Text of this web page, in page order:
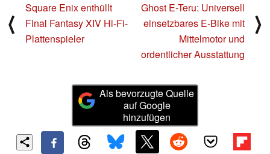
⟨
Square Enix enthüllt
Final Fantasy XIV Hi-Fi-
Plattenspieler
Ghost E-Teru: Universell
einsetzbares E-Bike mit
Mittelmotor und
ordentlicher Ausstattung
⟩
Als bevorzugte Quelle
auf Google
hinzufügen